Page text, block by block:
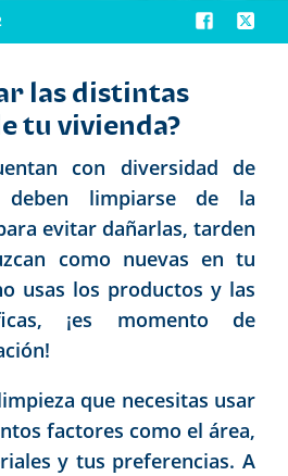
las distintas
tu vivienda?
con diversidad de
deben limpiarse de la
evitar dañarlas, tarden
como nuevas en tu
usas los productos y las
¡es momento de
que necesitas usar
factores como el área,
y tus preferencias. A